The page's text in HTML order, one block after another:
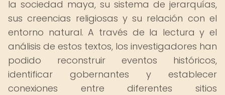
la sociedad maya, su sistema de jerarquías,
sus creencias religiosas y su relación con el
entorno natural. A través de la lectura y el
análisis de estos textos, los investigadores han
podido reconstruir eventos históricos,
identificar gobernantes y establecer
conexiones entre diferentes sitios